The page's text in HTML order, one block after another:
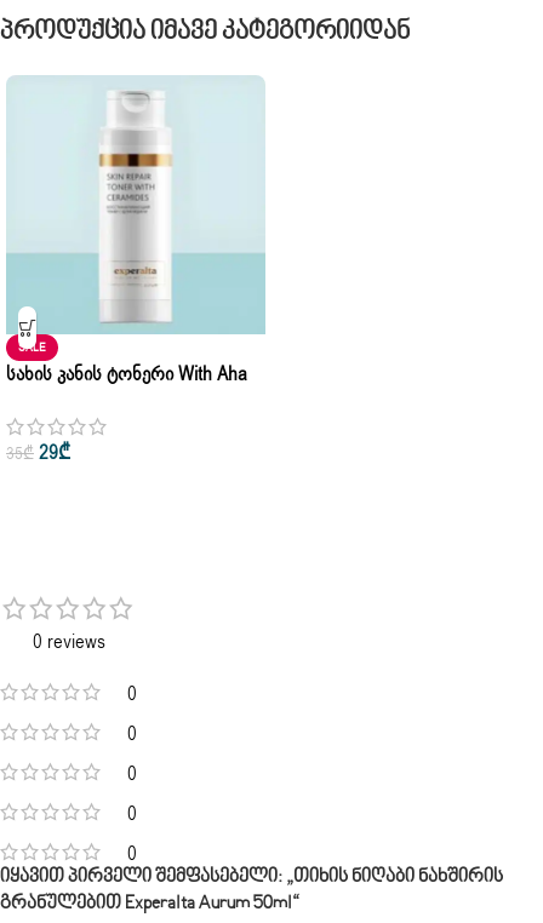
Პროდუქცია Იმავე Კატეგორიიდან
SALE
Სახის Კანის Ტონერი With Aha
Siberian Wellness 200ml – 150 Ml
35₾ 29₾
0 reviews
0
0
0
0
0
Იყავით Პირველი Შემფასებელი: „თიხის Ნიღაბი Ნახშირის
Გრანულებით Experalta Aurum 50ml“